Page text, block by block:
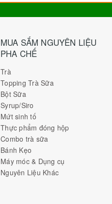
MUA SẮM NGUYÊN LIỆU
PHA CHẾ
Trà
Topping Trà Sữa
Bột Sữa
Syrup/Siro
Mứt sinh tố
Thực phẩm đóng hộp
Combo trà sữa
Bánh Kẹo
Máy móc & Dụng cụ
Nguyên Liệu Khác